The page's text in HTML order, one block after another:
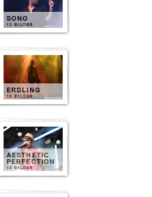
SONO
13 BILDER
ERDLING
10 BILDER
AESTHETIC
PERFECTION
10 BILDER